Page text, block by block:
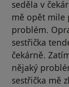
seděla v
mě opět mile
problém.
sestřička
čekárně.
nějaký
sestřička mě